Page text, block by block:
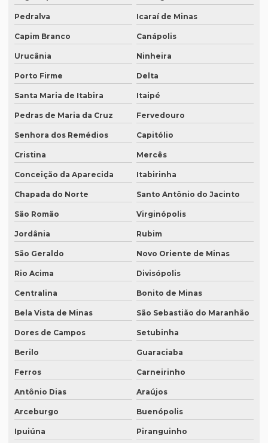
Preço tradução juramentada alemão
Preço tradução juramentada brasil
Preço de tradução juramentada italiano
Preço de tradução e legendagem
Preço tradução por página
Preço tradução por palavra
Preço tradução português inglês
Preço tradução russo
Preço tradução russo português
Preço tradução técnica
Preço tradutor juramentado
Preço de um artigo científico
Profissional que realiza a tradução simultânea
Quais documentos precisam de tradução juramentada
Qual a diferença entre tradução simples para tradução
Qual é a melhor empresa de tradução em SP?
Qual é o preço da tradução simultânea?
Qual o preço de uma tradução juramentada italiano?
Qual o valor da tradução juramentada
Pedralva Icaraí de Minas
Capim Branco Canápolis
Urucânia Ninheira
Porto Firme Delta
Santa Maria de Itabira Itaipé
Pedras de Maria da Cruz Fervedouro
Senhora dos Remédios Capitólio
Cristina Mercês
Conceição da Aparecida Itabirinha
Chapada do Norte Santo Antônio do Jacinto
São Romão Virginópolis
Jordânia Rubim
São Geraldo Novo Oriente de Minas
Rio Acima Divisópolis
Centralina Bonito de Minas
Bela Vista de Minas São Sebastião do Maranhão
Dores de Campos Setubinha
Berilo Guaraciaba
Ferros Carneirinho
Antônio Dias Araújos
Arceburgo Buenópolis
Ipuiúna Piranguinho